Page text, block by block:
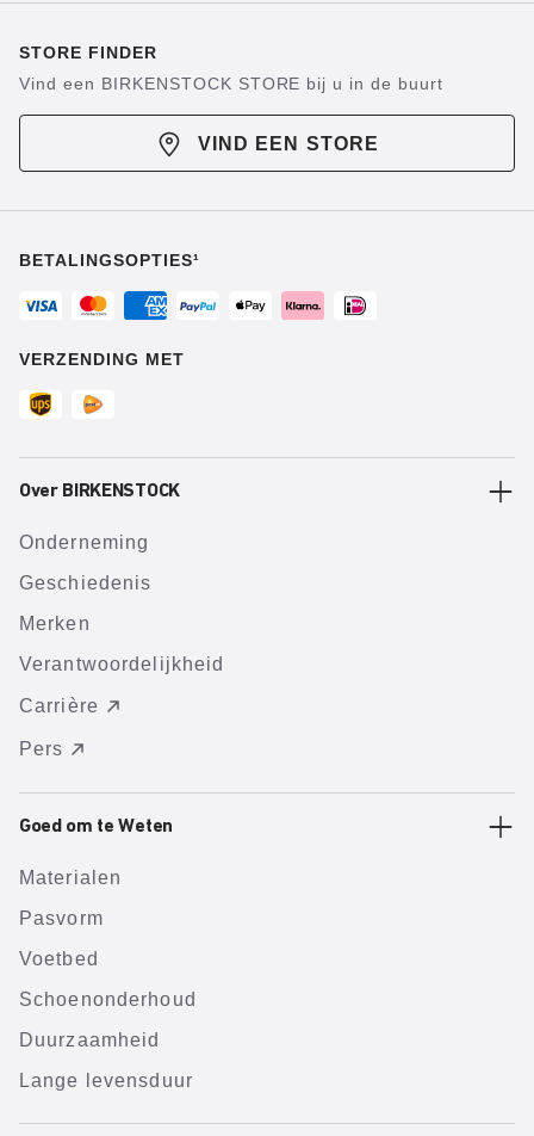
STORE FINDER
Vind een BIRKENSTOCK STORE bij u in de buurt
VIND EEN STORE
BETALINGSOPTIES¹
VERZENDING MET
Over BIRKENSTOCK
Onderneming
Geschiedenis
Merken
Verantwoordelijkheid
Carrière
Pers
Goed om te Weten
Materialen
Pasvorm
Voetbed
Schoenonderhoud
Duurzaamheid
Lange levensduur